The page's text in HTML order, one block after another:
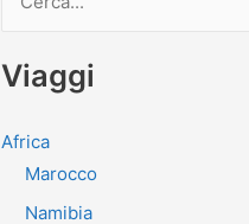
r
a
Viaggi
Africa
Marocco
Namibia